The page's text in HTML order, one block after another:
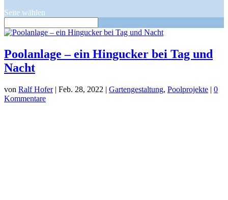
Seite wählen
Poolanlage – ein Hingucker bei Tag und
Nacht
von Ralf Hofer| Feb. 28, 2022 | Gartengestaltung, Poolprojekte | 0
Kommentare